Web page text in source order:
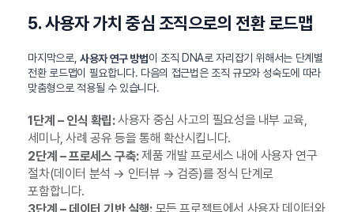
5. 사용자 가치 중심 조직으로의 전환 로드맵
마지막으로, 사용자 연구 방법이 조직 DNA로 자리잡기 위해서는 단계별
전환 로드맵이 필요합니다. 다음의 접근법은 조직 규모와 성숙도에 따라
맞춤형으로 적용될 수 있습니다.
1단계 – 인식 확립:사용자 중심 사고의 필요성을 내부 교육,
세미나, 사례 공유 등을 통해 확산시킵니다.
2단계 – 프로세스 구축:제품 개발 프로세스 내에 사용자 연구
절차(데이터 분석 → 인터뷰 → 검증)를 정식 단계로
포함합니다.
3단계 – 데이터 기반 실행:모든 프로젝트에서 사용자 데이터와